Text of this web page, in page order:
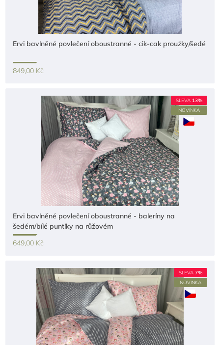
Ervi bavlněné povlečení oboustranné - cik-cak proužky/šedé
849,00 Kč
SLEVA 13%
NOVINKA
Ervi bavlněné povlečení oboustranné - baleríny na
šedém/bílé puntíky na růžovém
649,00 Kč
SLEVA 7%
NOVINKA